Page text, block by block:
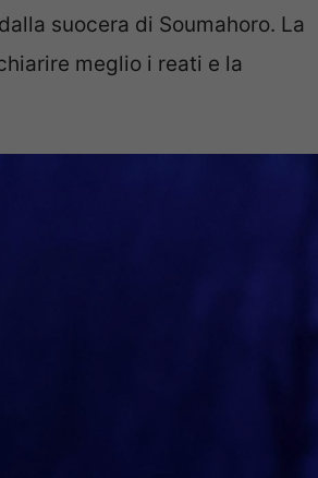
suocera di Soumahoro. La
meglio i reati e la